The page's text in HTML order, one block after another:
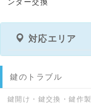
ンダー交換
対応エリア
鍵のトラブル
鍵開け・鍵交換・鍵作製